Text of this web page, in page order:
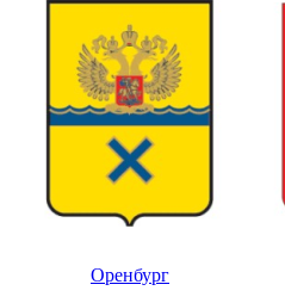
Оренбург